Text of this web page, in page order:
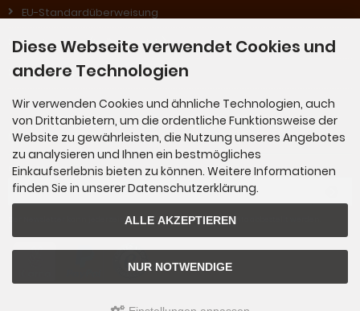
EU-Standardüberweisung
Nachnahme (in Österreich)
Rechnung (für Stammkunden)
Newsletter-Anmeldung
E-Mail-Adresse:
Der Newsletter kann jederzeit hier oder in Ihrem Kundenkonto abbestellt werden.
Diese Webseite verwendet Cookies und
andere Technologien
Wir verwenden Cookies und ähnliche Technologien, auch
von Drittanbietern, um die ordentliche Funktionsweise der
Website zu gewährleisten, die Nutzung unseres Angebotes
zu analysieren und Ihnen ein bestmögliches
Einkaufserlebnis bieten zu können. Weitere Informationen
finden Sie in unserer Datenschutzerklärung.
ALLE AKZEPTIEREN
NUR NOTWENDIGE